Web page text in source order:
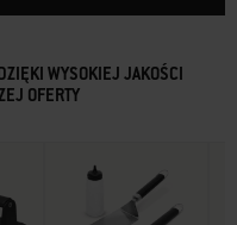
WYSOKIEJ JAKOŚCI
OFERTY